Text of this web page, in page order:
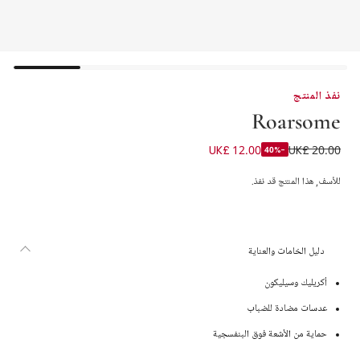
نفذ المنتج
Roarsome
نظارات سباحة لون بنفسجي ليلاك للبنات
UK£ 20.00
-40%
UK£ 12.00
للأسف, هذا المنتج قد نفذ.
دليل الخامات والعناية
أكريليك وسيليكون
عدسات مضادة للضباب
حماية من الأشعة فوق البنفسجية